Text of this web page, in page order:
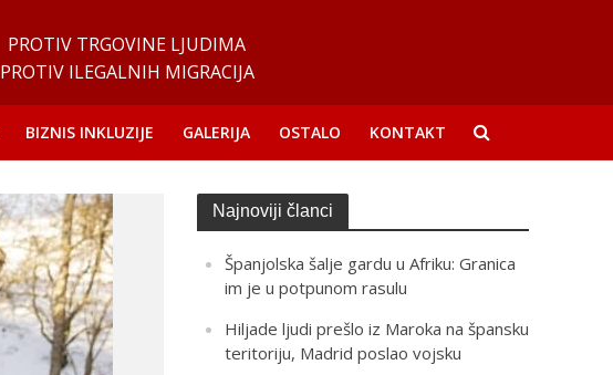
PROTIV TRGOVINE LJUDIMA
PROTIV ILEGALNIH MIGRACIJA
BIZNIS INKLUZIJE GALERIJA OSTALO KONTAKT
Najnoviji članci
Španjolska šalje gardu u Afriku: Granica
im je u potpunom rasulu
Hiljade ljudi prešlo iz Maroka na špansku
teritoriju, Madrid poslao vojsku